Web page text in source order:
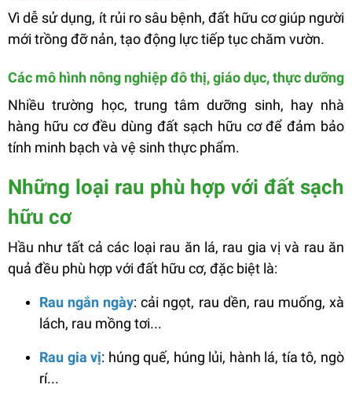
Vì dễ sử dụng, ít rủi ro sâu bệnh, đất hữu cơ giúp người
mới trồng đỡ nản, tạo động lực tiếp tục chăm vườn.
Các mô hình nông nghiệp đô thị, giáo dục, thực dưỡng
Nhiều trường học, trung tâm dưỡng sinh, hay nhà
hàng hữu cơ đều dùng đất sạch hữu cơ để đảm bảo
tính minh bạch và vệ sinh thực phẩm.
Những loại rau phù hợp với đất sạch
hữu cơ
Hầu như tất cả các loại rau ăn lá, rau gia vị và rau ăn
quả đều phù hợp với đất hữu cơ, đặc biệt là:
Rau ngắn ngày: cải ngọt, rau dền, rau muống, xà
lách, rau mồng tơi...
Rau gia vị: húng quế, húng lủi, hành lá, tía tô, ngò
rí...